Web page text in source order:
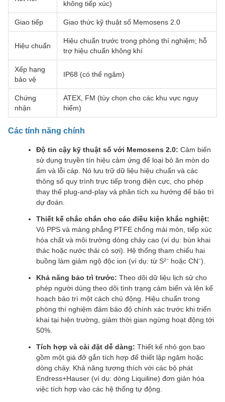
không tiếp xúc)
Giao tiếp Giao thức kỹ thuật số Memosens 2.0
Hiệu chuẩn
Hiệu chuẩn trước trong phòng thí nghiệm; hỗ
trợ hiệu chuẩn không khí
Xếp hạng
bảo vệ
IP68 (có thể ngâm)
Chứng
nhận
ATEX, FM (tùy chọn cho các khu vực nguy
hiểm)
Các tính năng chính
Độ tin cậy kỹ thuật số với Memosens 2.0: Cảm biến
sử dụng truyền tín hiệu cảm ứng để loại bỏ ăn mòn do
ẩm và lỗi cáp. Nó lưu trữ dữ liệu hiệu chuẩn và các
thông số quy trình trực tiếp trong điện cực, cho phép
thay thế plug-and-play và phân tích xu hướng để bảo trì
dự đoán.
Thiết kế chắc chắn cho các điều kiện khắc nghiệt:
Vỏ PPS và màng phẳng PTFE chống mài mòn, tiếp xúc
hóa chất và môi trường dòng chảy cao (ví dụ: bùn khai
thác hoặc nước thải có sợi). Hệ thống tham chiếu hai
buồng làm giảm ngộ độc ion (ví dụ: từ S²⁻ hoặc CN⁻).
Khả năng bảo trì trước: Theo dõi dữ liệu lịch sử cho
phép người dùng theo dõi tình trạng cảm biến và lên kế
hoạch bảo trì một cách chủ động. Hiệu chuẩn trong
phòng thí nghiệm đảm bảo độ chính xác trước khi triển
khai tại hiện trường, giảm thời gian ngừng hoạt động tới
50%.
Tích hợp và cài đặt dễ dàng: Thiết kế nhỏ gọn bao
gồm một giá đỡ gắn tích hợp để thiết lập ngâm hoặc
dòng chảy. Khả năng tương thích với các bộ phát
Endress+Hauser (ví dụ: dòng Liquiline) đơn giản hóa
việc tích hợp vào các hệ thống tự động.